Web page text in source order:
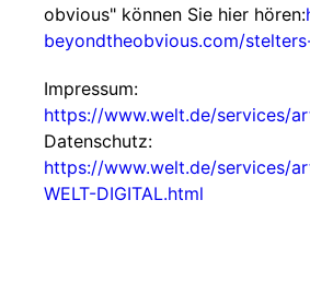
obvious" können Sie hier hören:
beyondtheobvious.com/
Impressum:
https://www.welt.de/services/
Datenschutz:
https://www.welt.de/services/
WELT-DIGITAL.html